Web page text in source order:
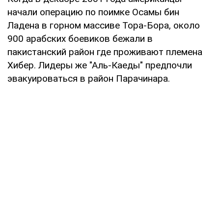
начали операцию по поимке Осамы бин
Ладена в горном массиве Тора-Бора, около
900 арабских боевиков бежали в
пакистанский район где проживают племена
Хибер. Лидеры же "Аль-Каеды" предпочли
эвакуироваться в район Парачинара.